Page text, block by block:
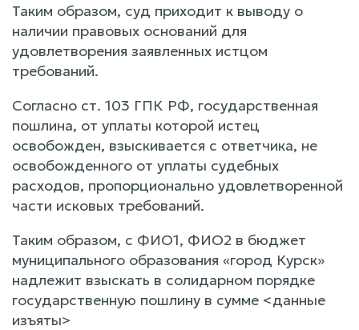
Таким образом, суд приходит к выводу о
наличии правовых оснований для
удовлетворения заявленных истцом
требований.
Согласно ст. 103 ГПК РФ, государственная
пошлина, от уплаты которой истец
освобожден, взыскивается с ответчика, не
освобожденного от уплаты судебных
расходов, пропорционально удовлетворенной
части исковых требований.
Таким образом, с ФИО1, ФИО2 в бюджет
муниципального образования «город Курск»
надлежит взыскать в солидарном порядке
государственную пошлину в сумме <данные
изъяты>